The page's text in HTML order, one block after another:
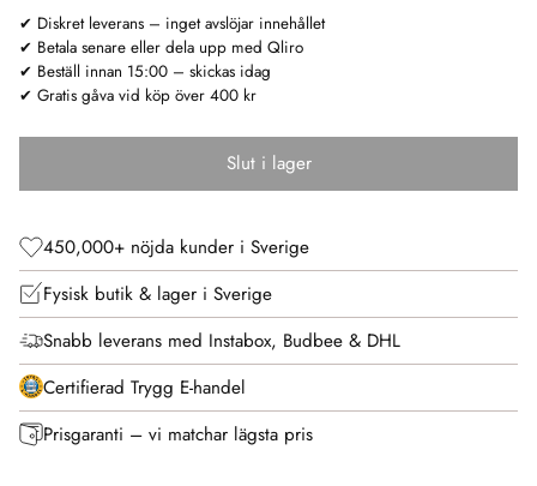
✔ Diskret leverans – inget avslöjar innehållet
✔ Betala senare eller dela upp med Qliro
✔ Beställ innan 15:00 – skickas idag
✔ Gratis gåva vid köp över 400 kr
Slut i lager
450,000+ nöjda kunder i Sverige
Fysisk butik & lager i Sverige
Snabb leverans med Instabox, Budbee & DHL
Certifierad Trygg E-handel
Prisgaranti – vi matchar lägsta pris